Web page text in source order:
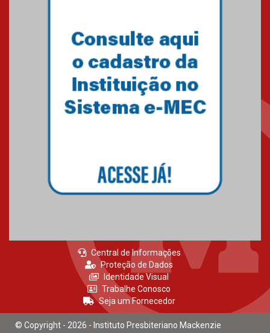
Central de Informações
Proteção de Dados
Identidade Visual
Trabalhe Conosco
Seja um Fornecedor
© Copyright - 2026 - Instituto Presbiteriano Mackenzie